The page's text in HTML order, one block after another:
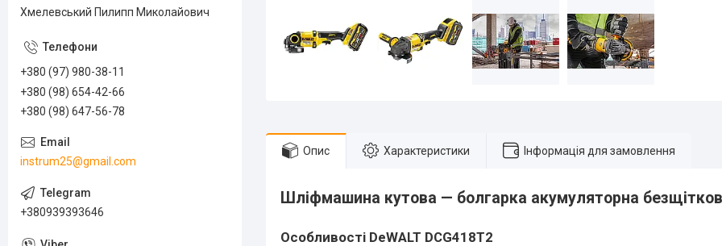
Опис Характеристики Інформація для замовлення
Шліфмашина кутова — болгарка акумуляторна
Особливості DeWALT DCG418T2
Хмелевський Пилипп Миколайович
+380 (97) 980-38-11
+380 (98) 654-42-66
+380 (98) 647-56-78
instrum25@gmail.com
+380939393646